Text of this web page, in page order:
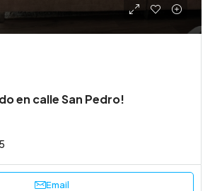
en calle San Pedro!
Email